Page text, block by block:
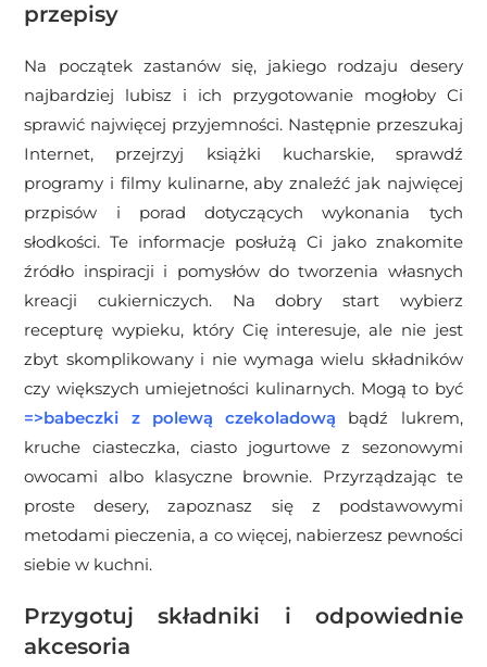
przepisy
Na początek zastanów się, jakiego rodzaju desery
najbardziej lubisz i ich przygotowanie mogłoby Ci
sprawić najwięcej przyjemności. Następnie przeszukaj
Internet, przejrzyj książki kucharskie, sprawdź
programy i filmy kulinarne, aby znaleźć jak najwięcej
przpisów i porad dotyczących wykonania tych
słodkości. Te informacje posłużą Ci jako znakomite
źródło inspiracji i pomysłów do tworzenia własnych
kreacji cukierniczych. Na dobry start wybierz
recepturę wypieku, który Cię interesuje, ale nie jest
zbyt skomplikowany i nie wymaga wielu składników
czy większych umiejetności kulinarnych. Mogą to być
=>babeczki z polewą czekoladową
bądź lukrem,
kruche ciasteczka, ciasto jogurtowe z sezonowymi
owocami albo klasyczne brownie. Przyrządzając te
proste desery, zapoznasz się z podstawowymi
metodami pieczenia, a co więcej, nabierzesz pewności
siebie w kuchni.
Przygotuj składniki i odpowiednie
akcesoria